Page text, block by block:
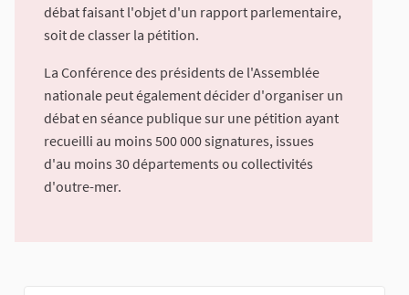
débat faisant l'objet d'un rapport parlementaire,
soit de classer la pétition.
La Conférence des présidents de l'Assemblée
nationale peut également décider d'organiser un
débat en séance publique sur une pétition ayant
recueilli au moins 500 000 signatures, issues
d'au moins 30 départements ou collectivités
d'outre-mer.